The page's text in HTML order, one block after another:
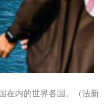
在内的世界各国。（法新